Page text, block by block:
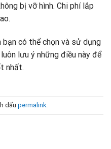
bị vỡ hình. Chi phí lắp
có thể chọn và sử dụng
lưu ý những điều này để
nhất.
dấu permalink